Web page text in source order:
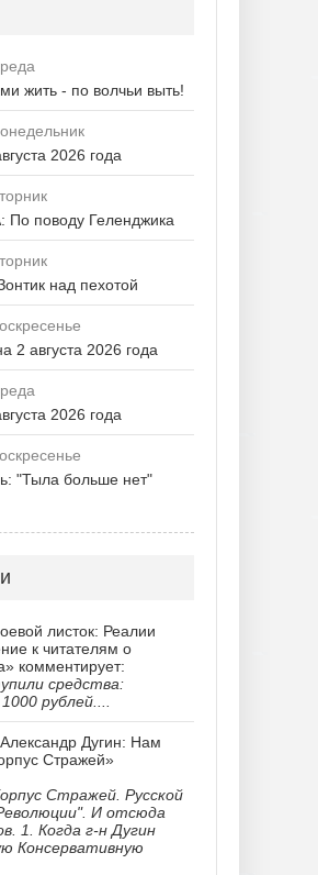
жить - по волчьи выть!
2026 года
По поводу Геленджика
над пехотой
2 августа 2026 года
2026 года
"Тыла больше нет"
листок: Реалии
к читателям о
комментирует:
средства:
рублей....
Дугин: Нам
Стражей»
Стражей. Русской
И отсюда
1. Когда г-н Дугин
Консервативную